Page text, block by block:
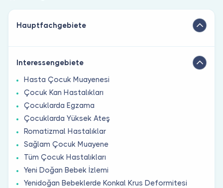
Hauptfachgebiete
Interessengebiete
Hasta Çocuk Muayenesi
Çocuk Kan Hastalıkları
Çocuklarda Egzama
Çocuklarda Yüksek Ateş
Romatizmal Hastalıklar
Sağlam Çocuk Muayene
Tüm Çocuk Hastalıkları
Yeni Doğan Bebek İzlemi
Yenidoğan Bebeklerde Konkal Krus Deformitesi